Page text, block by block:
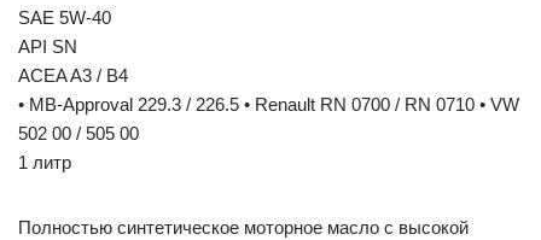
SAE 5W-40
API SN
ACEA A3 / B4
• MB-Approval 229.3 / 226.5 • Renault RN 0700 / RN 0710 • VW
502 00 / 505 00
1 литр
Полностью синтетическое моторное масло с высокой